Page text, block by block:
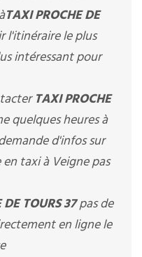
TAXI PROCHE DE
l'itinéraire le plus
intéressant pour
TAXI PROCHE
quelques heures à
d'infos sur
taxi à Veigne pas
TOURS 37pas de
en ligne le